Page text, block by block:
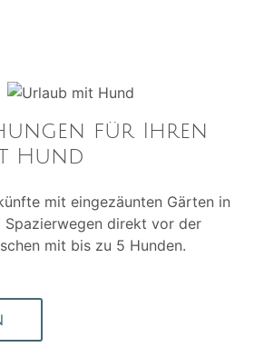
für Ihren
Hund
mit eingezäunten Gärten in
Spazierwegen direkt vor der
mit bis zu 5 Hunden.